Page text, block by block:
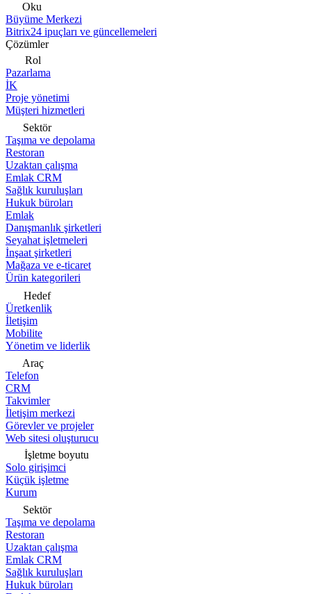
Oku
Büyüme Merkezi
Bitrix24 ipuçları ve güncellemeleri
Çözümler
Rol
Pazarlama
İK
Proje yönetimi
Müşteri hizmetleri
Sektör
Taşıma ve depolama
Restoran
Uzaktan çalışma
Emlak CRM
Sağlık kuruluşları
Hukuk büroları
Emlak
Danışmanlık şirketleri
Seyahat işletmeleri
İnşaat şirketleri
Mağaza ve e-ticaret
Ürün kategorileri
Hedef
Üretkenlik
İletişim
Mobilite
Yönetim ve liderlik
Araç
Telefon
CRM
Takvimler
İletişim merkezi
Görevler ve projeler
Web sitesi oluşturucu
İşletme boyutu
Solo girişimci
Küçük işletme
Kurum
Sektör
Taşıma ve depolama
Restoran
Uzaktan çalışma
Emlak CRM
Sağlık kuruluşları
Hukuk büroları